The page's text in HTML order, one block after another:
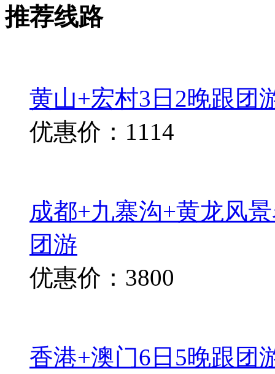
推荐线路
黄山+宏村3日2晚跟团
优惠价：1114
成都+九寨沟+黄龙风
团游
优惠价：3800
香港+澳门6日5晚跟团